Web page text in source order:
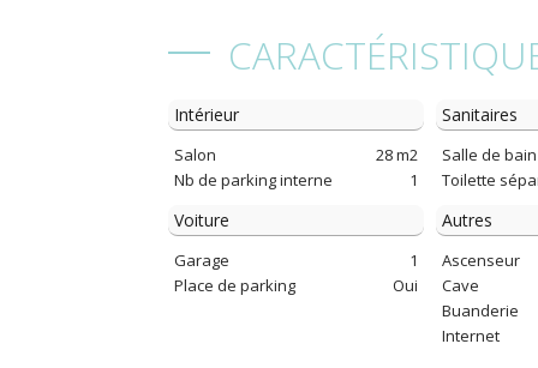
Intérieur
Salon
28 m2
Nb de parking interne
1
Sanitaires
Salle de bain
Toilette
Voiture
Garage
1
Place de parking
Oui
Autres
Ascenseur
Cave
Buanderie
Internet